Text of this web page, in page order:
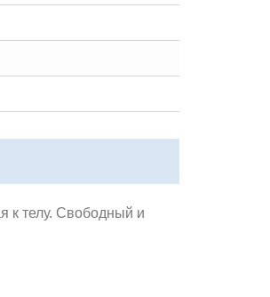
к телу. Свободный и